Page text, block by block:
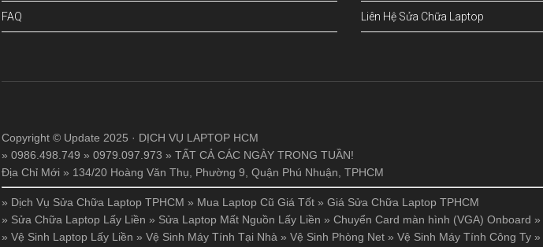
FAQ Liên Hệ Sửa Chữa Laptop
Copyright © Update 2025 · DỊCH VỤ LAPTOP HCM
» 0986.498.749 » 0979.097.973 » TẤT CẢ CÁC NGÀY TRONG TUẦN!
Địa Chỉ Mới » 134/20 Hoàng Văn Thụ, Phường 9, Quận Phú Nhuận, TPHCM
» Dịch Vụ Sửa Chữa Laptop TPHCM » Mua Laptop Cũ Giá Tốt » Giá Sửa Chữa Laptop TPHCM
» Sửa Chữa Laptop Lấy Liền » Sửa Laptop Mất Nguồn Lấy Liền » Chuyển Card màn hình (VGA) Onboard »
» Vệ Sinh Laptop Lấy Liền » Vệ Sinh Máy Tính Tại Nhà » Vệ Sinh Phòng Net » Vệ Sinh Máy Tính Công Ty »